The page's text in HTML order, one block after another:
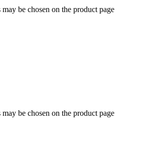
be chosen on the product page
be chosen on the product page